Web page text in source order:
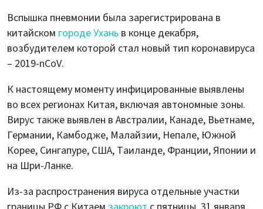
Вспышка пневмонии была зарегистрирована в
китайском городе Ухань в конце декабря,
возбудителем которой стал новый тип коронавируса
– 2019-nCoV.
К настоящему моменту инфицированные выявлены
во всех регионах Китая, включая автономные зоны.
Вирус также выявлен в Австралии, Канаде, Вьетнаме,
Германии, Камбодже, Малайзии, Непале, Южной
Корее, Сингапуре, США, Таиланде, Франции, Японии и
на Шри-Ланке.
Из-за распространения вируса отдельные участки